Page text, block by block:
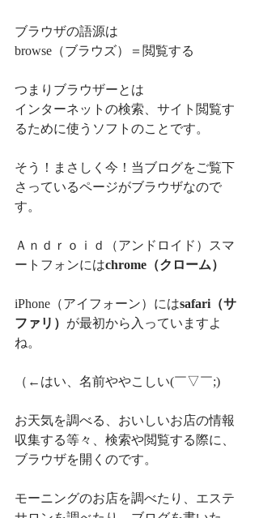
ブラウザの語源は
browse（ブラウズ）＝閲覧する
つまりブラウザーとは
インターネットの検索、サイト閲覧す
るために使うソフトのことです。
そう！まさしく今！当ブログをご覧下
さっているページがブラウザなので
す。
Ａｎｄｒｏｉｄ（アンドロイド）スマ
ートフォンにはchrome（クローム）
iPhone（アイフォーン）にはsafari（サ
ファリ） が最初から入っていますよ
ね。
（←はい、名前ややこしい(￣▽￣;)
お天気を調べる、おいしいお店の情報
収集する等々、検索や閲覧する際に、
ブラウザを開くのです。
モーニングのお店を調べたり、エステ